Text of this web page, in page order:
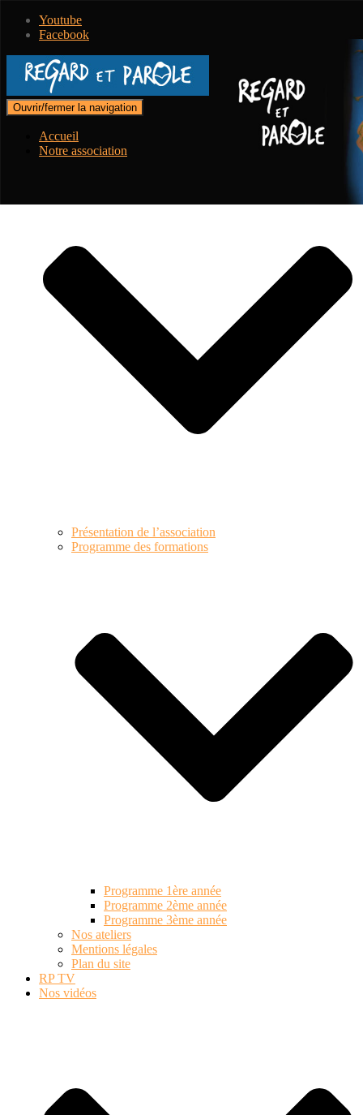
Youtube
Facebook
Ouvrir/fermer la navigation
Accueil
Notre association
Présentation de l’association
Programme des formations
Programme 1ère année
Programme 2ème année
Programme 3ème année
Nos ateliers
Mentions légales
Plan du site
RP TV
Nos vidéos